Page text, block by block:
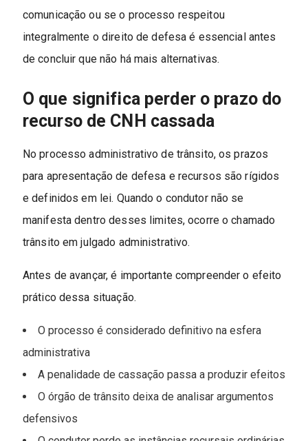
comunicação ou se o processo respeitou
integralmente o direito de defesa é essencial antes
de concluir que não há mais alternativas.
O que significa perder o prazo do
recurso de CNH cassada
No processo administrativo de trânsito, os prazos
para apresentação de defesa e recursos são rígidos
e definidos em lei. Quando o condutor não se
manifesta dentro desses limites, ocorre o chamado
trânsito em julgado administrativo.
Antes de avançar, é importante compreender o efeito
prático dessa situação.
O processo é considerado definitivo na esfera
administrativa
A penalidade de cassação passa a produzir efeitos
O órgão de trânsito deixa de analisar argumentos
defensivos